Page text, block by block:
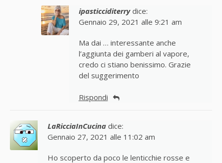
ipasticciditerry dice:
Gennaio 29, 2021 alle 9:21 am
Ma dai … interessante anche
l’aggiunta dei gamberi al vapore,
credo ci stiano benissimo. Grazie
del suggerimento
Rispondi
LaRicciaInCucina dice:
Gennaio 27, 2021 alle 11:02 am
Ho scoperto da poco le lenticchie rosse e